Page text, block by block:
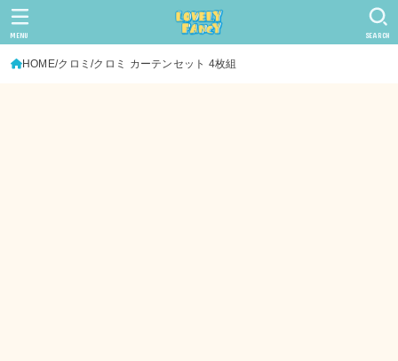
SEARCH
MENU
HOME クロミ クロミ カーテンセット 4枚組